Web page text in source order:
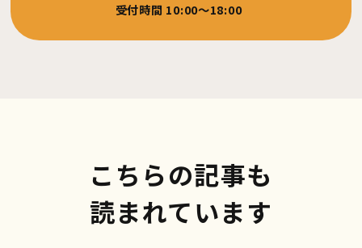
受付時間 10:00～18:00
こちらの記事も
読まれています